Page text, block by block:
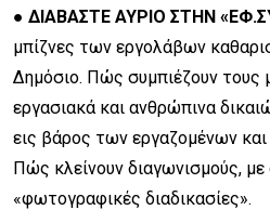
● ΔΙΑΒΑΣΤΕ ΑΥΡΙΟ ΣΤΗΝ
μπίζνες των εργολάβων
Δημόσιο. Πώς συμπιέζουν τους
εργασιακά και ανθρώπινα
εις βάρος των εργαζομένων
Πώς κλείνουν διαγωνισμούς, με
«φωτογραφικές διαδικασίες».